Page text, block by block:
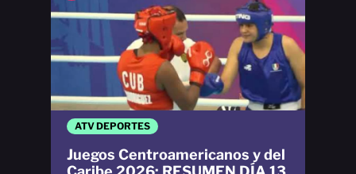
ATV DEPORTES
Juegos Centroamericanos y del